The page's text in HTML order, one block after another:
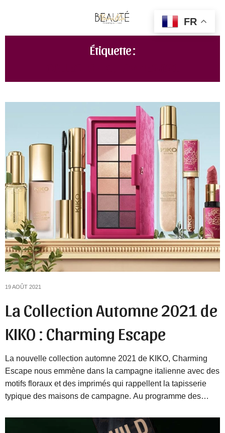
Étiquette :
19 AOÛT 2021
La Collection Automne 2021 de
KIKO : Charming Escape
La nouvelle collection automne 2021 de KIKO, Charming
Escape nous emmène dans la campagne italienne avec des
motifs floraux et des imprimés qui rappellent la tapisserie
typique des maisons de campagne. Au programme des…
FR